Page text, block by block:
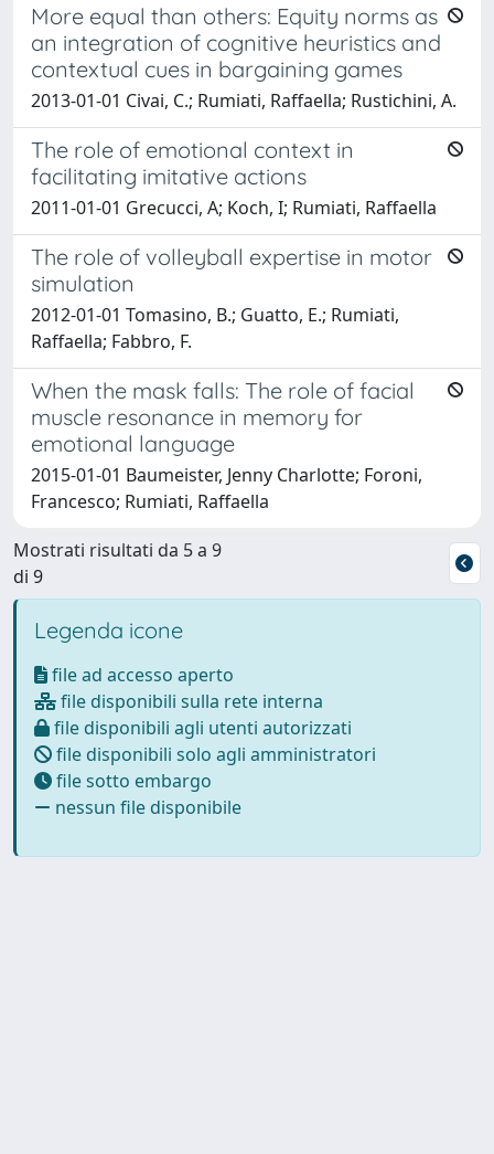
More equal than others: Equity norms as
an integration of cognitive heuristics and
contextual cues in bargaining games
2013-01-01 Civai, C.; Rumiati, Raffaella; Rustichini, A.
The role of emotional context in
facilitating imitative actions
2011-01-01 Grecucci, A; Koch, I; Rumiati, Raffaella
The role of volleyball expertise in motor
simulation
2012-01-01 Tomasino, B.; Guatto, E.; Rumiati,
Raffaella; Fabbro, F.
When the mask falls: The role of facial
muscle resonance in memory for
emotional language
2015-01-01 Baumeister, Jenny Charlotte; Foroni,
Francesco; Rumiati, Raffaella
Mostrati risultati da 5 a 9
di 9
Legenda icone
file ad accesso aperto
file disponibili sulla rete interna
file disponibili agli utenti autorizzati
file disponibili solo agli amministratori
file sotto embargo
nessun file disponibile